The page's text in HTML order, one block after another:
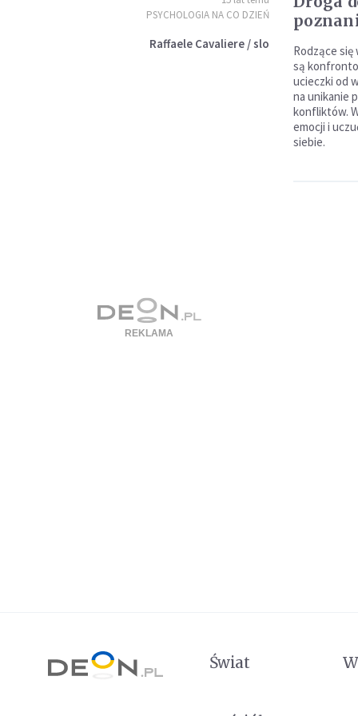
PSYCHOLOGIA NA CO DZIEŃ
Raffaele Cavaliere / slo
Rodzące
są
ucieczki od
na unikanie
konfliktów.
emocji i
siebie.
Świat